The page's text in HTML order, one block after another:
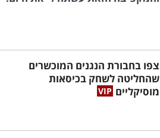
צפו בחבורת הנגנים המוכשרים
שהחליטה לשחק בכיסאות
מוסיקליים